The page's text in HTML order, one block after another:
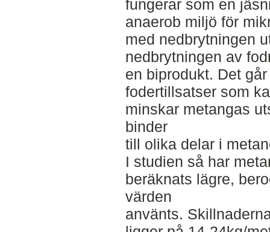
fungerar som en
anaerob miljö för
med nedbrytningen
nedbrytningen av
en biprodukt. Det
fodertillsatser som
minskar metangas
binder
till olika delar i
I studien så har
beräknats lägre,
värden
använts.